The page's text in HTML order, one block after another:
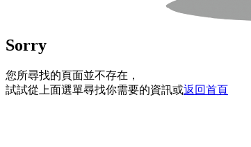
Sorry
您所尋找的頁面並不存在，
試試從上面選單尋找你需要的資訊或返回首頁